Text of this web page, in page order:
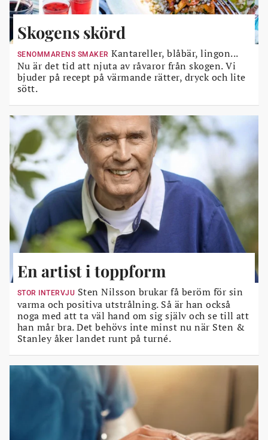
Skogens skörd
SENOMMARENS SMAKER Kantareller, blåbär, lingon...
Nu är det tid att njuta av råvaror från skogen. Vi
bjuder på recept på värmande rätter, dryck och lite
sött.
En artist i toppform
STOR INTERVJU Sten Nilsson brukar få beröm för sin
varma och positiva utstrålning. Så är han också
noga med att ta väl hand om sig själv och se till att
han mår bra. Det behövs inte minst nu när Sten &
Stanley åker landet runt på turné.